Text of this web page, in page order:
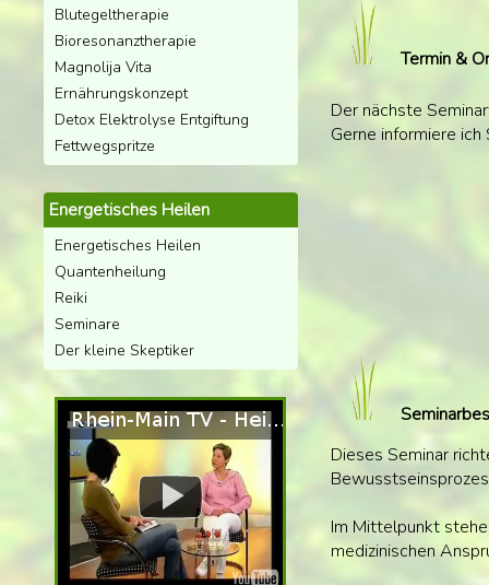
Blutegeltherapie
Bioresonanztherapie
Magnolija Vita
Ernährungskonzept
Detox Elektrolyse Entgiftung
Fettwegspritze
Energetisches Heilen
Energetisches Heilen
Quantenheilung
Reiki
Seminare
Der kleine Skeptiker
Termin &
Der nächste
Gerne informiere
Dieses Seminar
Im Mittelpunkt
medizinischen